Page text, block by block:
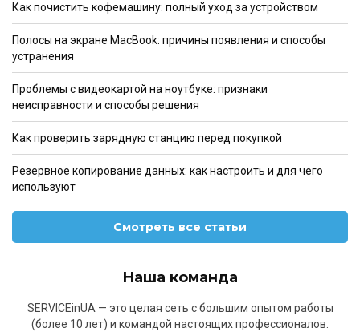
Как почистить кофемашину: полный уход за устройством
Полосы на экране MacBook: причины появления и способы
устранения
Проблемы с видеокартой на ноутбуке: признаки
неисправности и способы решения
Как проверить зарядную станцию перед покупкой
Резервное копирование данных: как настроить и для чего
используют
Смотреть все статьи
Наша команда
SERVICEinUA — это целая сеть с большим опытом работы
(более 10 лет) и командой настоящих профессионалов.